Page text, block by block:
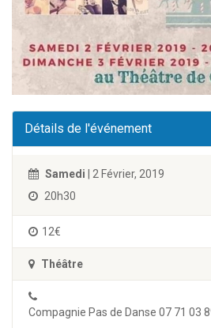
Détails de l'événement
Samedi | 2 Février, 2019
20h30
12€
Théâtre
Compagnie Pas de Danse 07 71 03